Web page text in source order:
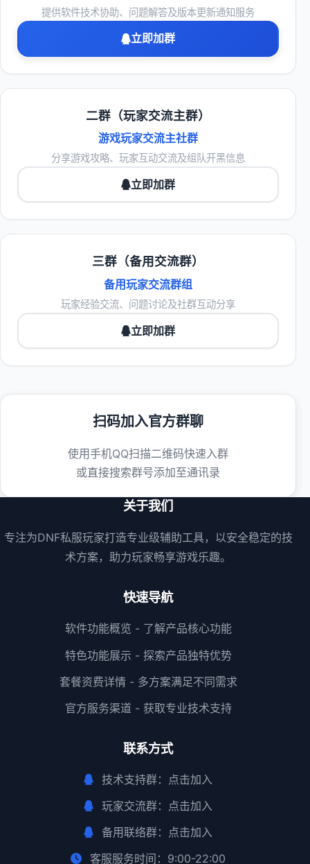
提供软件技术协助、问题解答及版本更新通知服务
立即加群
二群（玩家交流主群）
游戏玩家交流主社群
分享游戏攻略、玩家互动交流及组队开黑信息
立即加群
三群（备用交流群）
备用玩家交流群组
玩家经验交流、问题讨论及社群互动分享
立即加群
扫码加入官方群聊
使用手机QQ扫描二维码快速入群
或直接搜索群号添加至通讯录
关于我们
专注为DNF私服玩家打造专业级辅助工具，以安全稳定的技
术方案，助力玩家畅享游戏乐趣。
快速导航
软件功能概览 - 了解产品核心功能
特色功能展示 - 探索产品独特优势
套餐资费详情 - 多方案满足不同需求
官方服务渠道 - 获取专业技术支持
联系方式
技术支持群： 点击加入
玩家交流群： 点击加入
备用联络群： 点击加入
客服服务时间：9:00-22:00